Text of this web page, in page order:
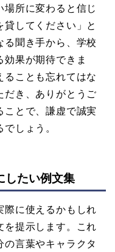
場所に変わると信じ
してください」と
る聞き手から、学校
果が期待できま
ることも忘れてはな
だき、ありがとうご
ことで、謙虚で誠実
しょう。
したい例文集
際に使えるかもしれ
を提示します。これ
の言葉やキャラクタ